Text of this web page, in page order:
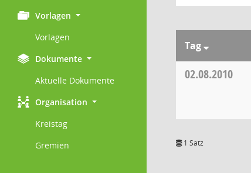
Vorlagen
Vorlagen
Dokumente
Aktuelle Dokumente
Organisation
Kreistag
Gremien
Tag
02.08.2010
1 Satz